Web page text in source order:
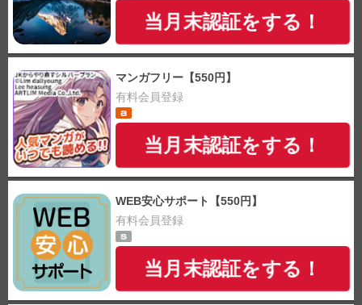
当月末認証をする！
マンガフリー【550円】
有料会員登録
当月末認証をする！
WEB安心サポート【550円】
有料会員登録
当月末認証をする！